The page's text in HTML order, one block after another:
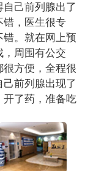
己前列腺出了
错，医生很专
。就在网上预
周围有公交
方便，全程很
前列腺出现了
开了药，准备吃